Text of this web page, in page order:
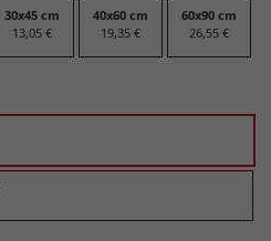
30x45 cm
13,05 €
40x60 cm
19,35 €
60x90 cm
26,55 €